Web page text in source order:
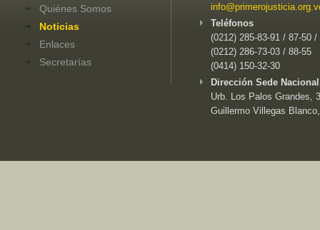
Quiénes Somos
Noticias
Enlaces
Secretarías
Teléfonos
(0212) 285-83-91 / 87-50 /
(0212) 286-73-03 / 88-55
(0414) 150-32-30
Dirección Sede
Urb. Los Palos Grandes,
Guillermo Villegas